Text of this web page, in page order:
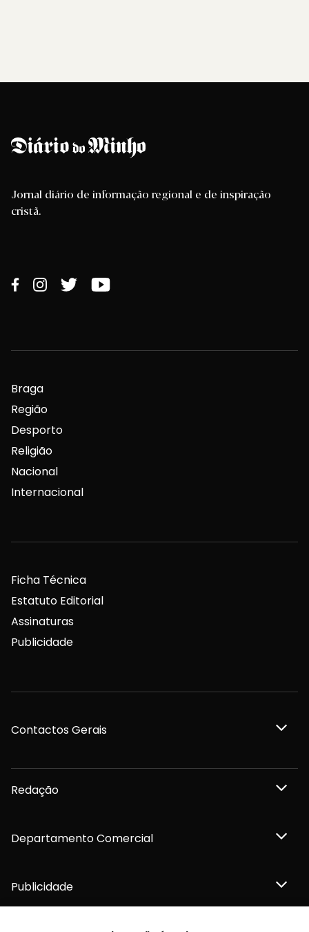
Jornal diário de informação regional e de inspiração
cristã.
Braga
Região
Desporto
Religião
Nacional
Internacional
Ficha Técnica
Estatuto Editorial
Assinaturas
Publicidade
Contactos Gerais
Redação
Departamento Comercial
Publicidade